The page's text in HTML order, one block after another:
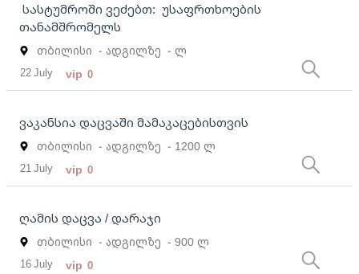
სასტუმროში ვეძებთ: უსაფრთხოების
თანამშრომელს
თბილისი - ადგილზე - ლ
22 July vip 0
ვაკანსია დაცვაში მამაკაცებისთვის
თბილისი - ადგილზე - 1200 ლ
21 July vip 0
ღამის დაცვა / დარაჯი
თბილისი - ადგილზე - 900 ლ
16 July vip 0